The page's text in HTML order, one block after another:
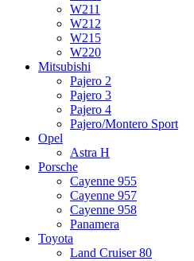
W211
W212
W215
W220
Mitsubishi
Pajero 2
Pajero 3
Pajero 4
Pajero/Montero Sport
Opel
Astra H
Porsche
Cayenne 955
Cayenne 957
Cayenne 958
Panamera
Toyota
Land Cruiser 80